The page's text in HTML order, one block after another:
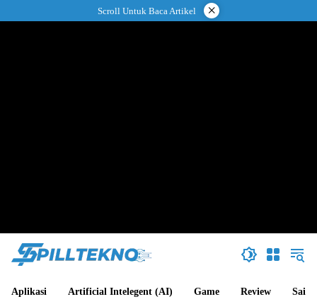
ke
Scroll Untuk Baca Artikel ×
Aplikasi Artificial Intelegent (AI) Game Review Sains